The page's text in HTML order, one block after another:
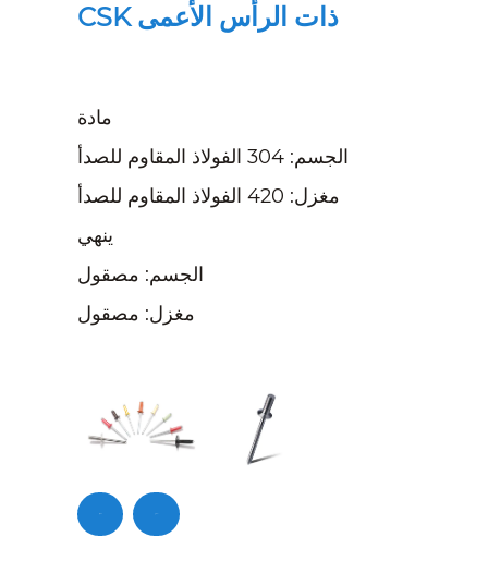
CSK ذات الرأس الأعمى
مادة
الجسم: 304 الفولاذ المقاوم للصدأ
مغزل: 420 الفولاذ المقاوم للصدأ
ينهي
الجسم: مصقول
مغزل: مصقول